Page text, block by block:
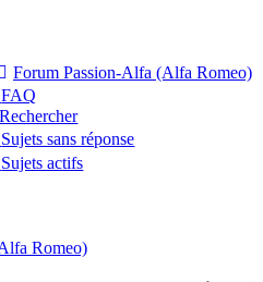
Forum Passion-Alfa (Alfa Romeo)
FAQ
Rechercher
Sujets sans réponse
Sujets actifs
Romeo)